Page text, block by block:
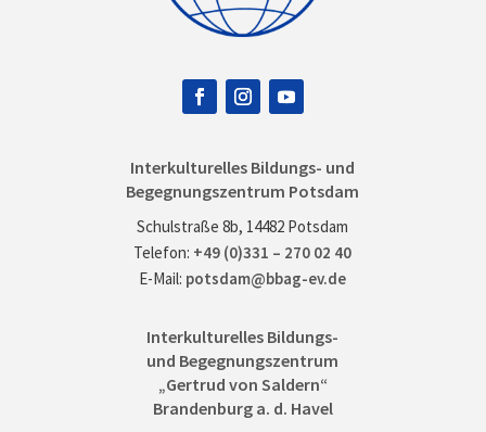
Interkulturelles Bildungs- und
Begegnungszentrum Potsdam
Schulstraße 8b, 14482 Potsdam
Telefon: +49 (0)331 – 270 02 40
E-Mail: potsdam@bbag-ev.de
Interkulturelles Bildungs-
und Begegnungszentrum
„Gertrud von Saldern“
Brandenburg a. d. Havel